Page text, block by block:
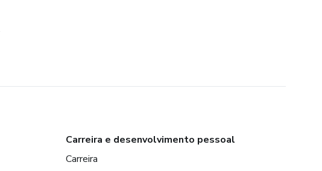
Carreira e desenvolvimento pessoal
Carreira